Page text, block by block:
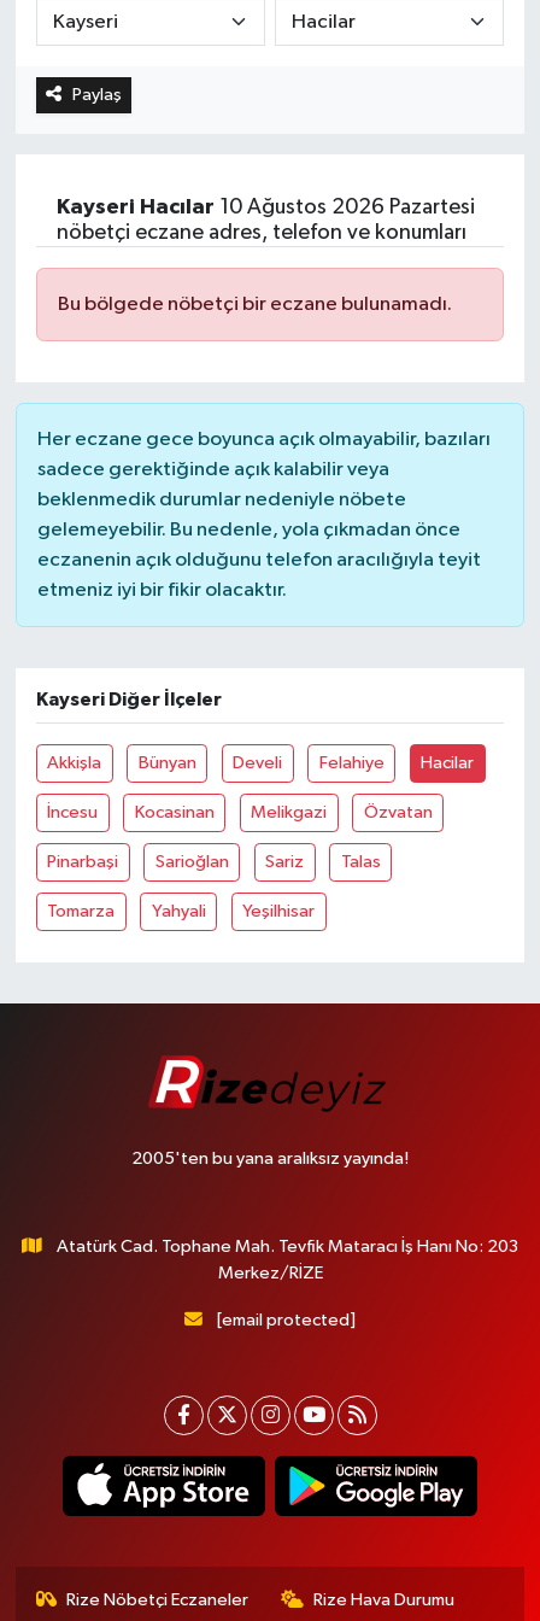
Paylaş
Kayseri Hacılar 10 Ağustos 2026 Pazartesi
nöbetçi eczane adres, telefon ve konumları
Bu bölgede nöbetçi bir eczane bulunamadı.
Her eczane gece boyunca açık olmayabilir, bazıları
sadece gerektiğinde açık kalabilir veya
beklenmedik durumlar nedeniyle nöbete
gelemeyebilir. Bu nedenle, yola çıkmadan önce
eczanenin açık olduğunu telefon aracılığıyla teyit
etmeniz iyi bir fikir olacaktır.
Kayseri Diğer İlçeler
Akkişla Bünyan Develi Felahiye Hacilar
İncesu Kocasinan Melikgazi Özvatan
Pinarbaşi Sarioğlan Sariz Talas
Tomarza Yahyali Yeşilhisar
2005'ten bu yana aralıksız yayında!
Atatürk Cad. Tophane Mah. Tevfik Mataracı İş Hanı No: 203
Merkez/RİZE
[email protected]
Rize Nöbetçi Eczaneler Rize Hava Durumu